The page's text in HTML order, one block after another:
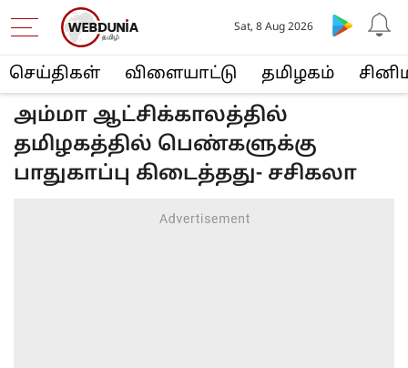
செய்திகள் விளையா‌ட்டு த‌மிழக‌ம்
Sat, 8 Aug 2026
அம்மா ஆட்சிக்காலத்தில்
தமிழகத்தில் பெண்களுக்கு
பாதுகாப்பு கிடைத்தது- சசிகலா